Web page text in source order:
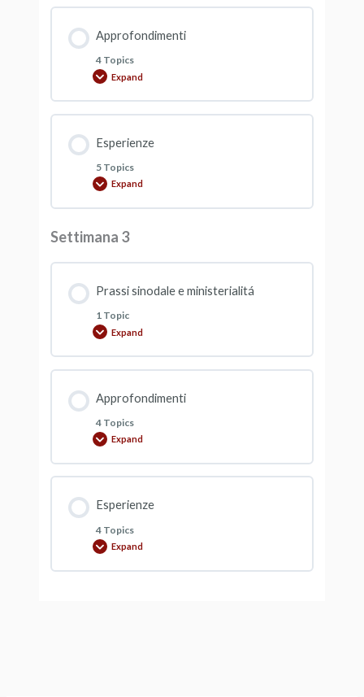
Approfondimenti
4 Topics
Expand
Esperienze
5 Topics
Expand
Settimana 3
Prassi sinodale e ministerialitá
1 Topic
Expand
Approfondimenti
4 Topics
Expand
Esperienze
4 Topics
Expand